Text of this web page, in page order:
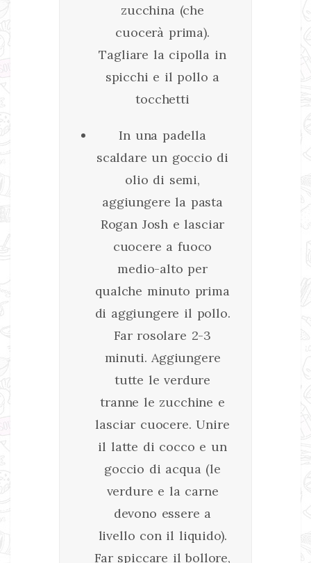
zucchina (che
cuocerà prima).
Tagliare la cipolla in
spicchi e il pollo a
tocchetti
In una padella
scaldare un goccio di
olio di semi,
aggiungere la pasta
Rogan Josh e lasciar
cuocere a fuoco
medio-alto per
qualche minuto prima
di aggiungere il pollo.
Far rosolare 2-3
minuti. Aggiungere
tutte le verdure
tranne le zucchine e
lasciar cuocere. Unire
il latte di cocco e un
goccio di acqua (le
verdure e la carne
devono essere a
livello con il liquido).
Far spiccare il bollore,